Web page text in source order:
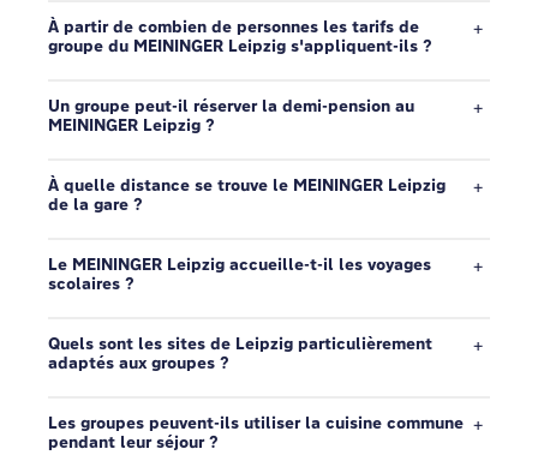
À partir de combien de personnes les tarifs de
groupe du MEININGER Leipzig s'appliquent-ils ?
Un groupe peut-il réserver la demi-pension au
MEININGER Leipzig ?
À quelle distance se trouve le MEININGER Leipzig
de la gare ?
Le MEININGER Leipzig accueille-t-il les voyages
scolaires ?
Quels sont les sites de Leipzig particulièrement
adaptés aux groupes ?
Les groupes peuvent-ils utiliser la cuisine commune
pendant leur séjour ?